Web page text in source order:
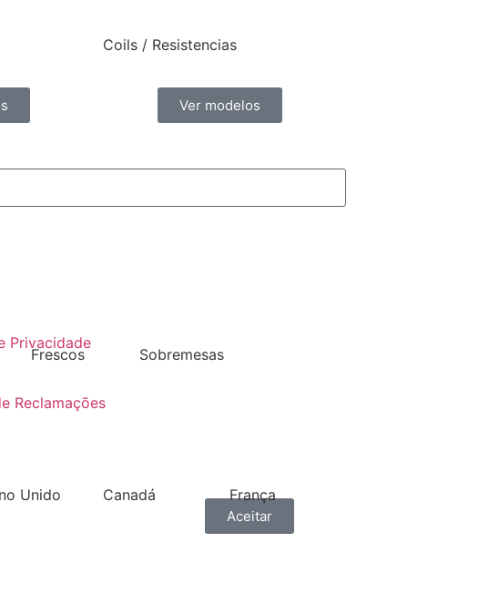
Coils / Resistencias
Ver modelos
Frescos Sobremesas
Unido Canadá França
Privacidade
Reclamações
Aceitar